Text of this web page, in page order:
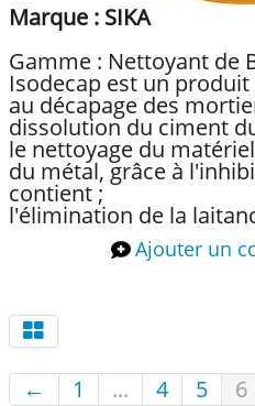
Marque : SIKA
Gamme : Nettoyant de
Isodecap est un
au décapage des
dissolution du ciment
le nettoyage du
du métal, grâce à
contient ;
l'élimination de la
Ajouter un
← 1 ... 4 5 6